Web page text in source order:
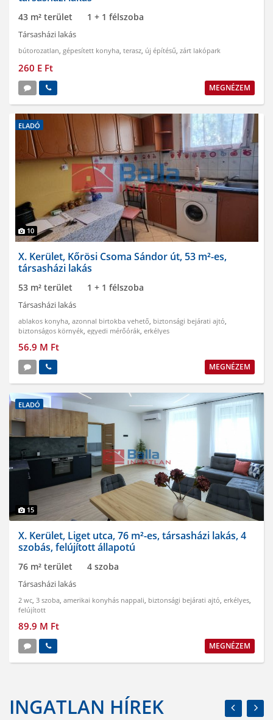
43 m² terület 1 + 1 félszoba
Társasházi lakás
bútorozatlan, gépesített konyha, terasz, új építésű, zárt lakópark
260 E Ft
MEGNÉZEM
ELADÓ
10
X. Kerület, Kőrösi Csoma Sándor út, 53 m²-es,
társasházi lakás
53 m² terület 1 + 1 félszoba
Társasházi lakás
ablakos konyha, azonnal birtokba vehető, biztonsági bejárati ajtó,
biztonságos környék, egyedi mérőórák, erkélyes
56.9 M Ft
MEGNÉZEM
ELADÓ
15
X. Kerület, Liget utca, 76 m²-es, társasházi lakás, 4
szobás, felújított állapotú
76 m² terület 4 szoba
Társasházi lakás
2 wc, 3 szoba, amerikai konyhás nappali, biztonsági bejárati ajtó, erkélyes,
felújított
89.9 M Ft
MEGNÉZEM
INGATLAN HÍREK